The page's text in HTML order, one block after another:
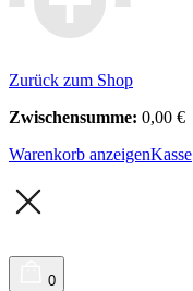
Zurück zum Shop
Zwischensumme: 0,00 €
Warenkorb anzeigenKasse
0